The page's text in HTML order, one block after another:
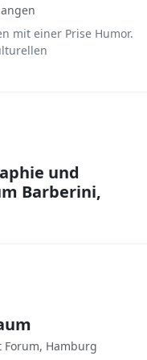
mit einer Prise Humor.
und
Barberini,
Forum, Hamburg